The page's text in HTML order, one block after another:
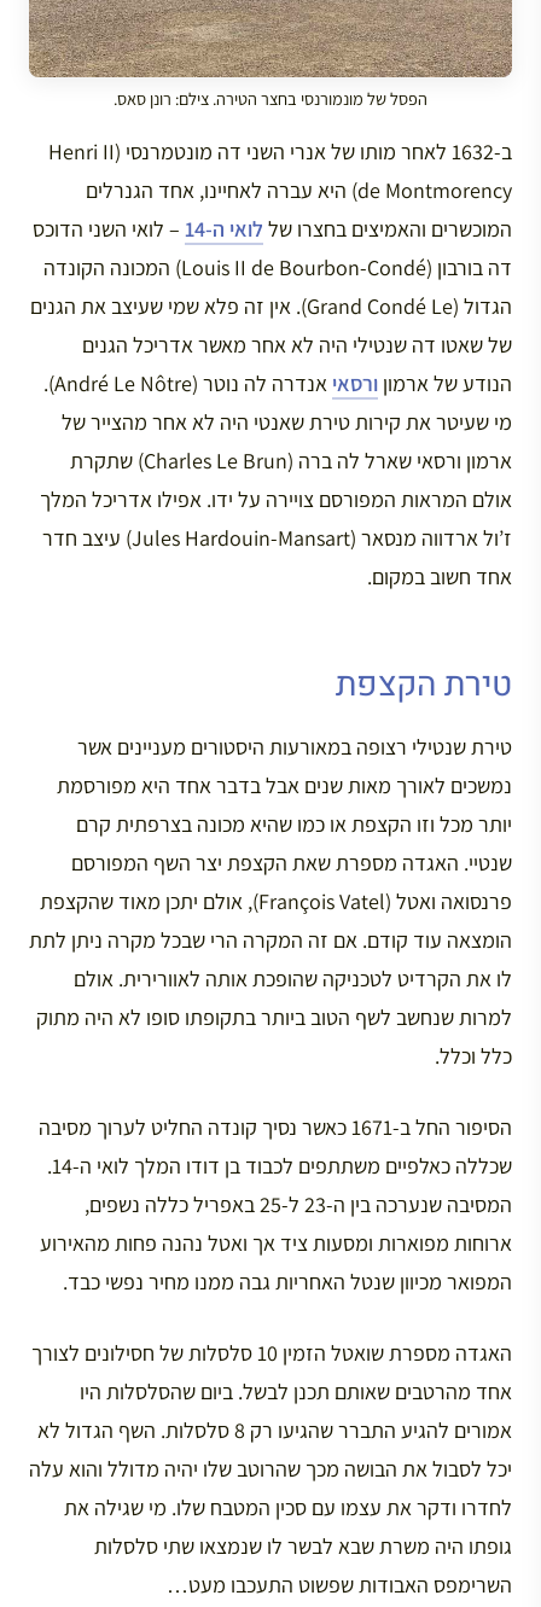
הפסל של מונמורנסי בחצר הטירה. צילם: רונן סאס.
ב-1632 לאחר מותו של אנרי השני דה מונטמרנסי (Henri II
de Montmorency) היא עברה לאחיינו, אחד הגנרלים
המוכשרים והאמיצים בחצרו של לואי ה-14
– לואי השני הדוכס
דה בורבון (Louis II de Bourbon-Condé) המכונה הקונדה
הגדול (Grand Condé Le). אין זה פלא שמי שעיצב את הגנים
של שאטו דה שנטילי היה לא אחר מאשר אדריכל הגנים
הנודע של ארמון ורסאי
אנדרה לה נוטר (André Le Nôtre).
מי שעיטר את קירות טירת שאנטי היה לא אחר מהצייר של
ארמון ורסאי שארל לה ברה (Charles Le Brun) שתקרת
אולם המראות המפורסם צויירה על ידו. אפילו אדריכל המלך
ז’ול ארדווה מנסאר (Jules Hardouin-Mansart) עיצב חדר
אחד חשוב במקום.
טירת הקצפת
טירת שנטילי רצופה במאורעות היסטורים מעניינים אשר
נמשכים לאורך מאות שנים אבל בדבר אחד היא מפורסמת
יותר מכל וזו הקצפת או כמו שהיא מכונה בצרפתית קרם
שנטיי. האגדה מספרת שאת הקצפת יצר השף המפורסם
פרנסואה ואטל (François Vatel), אולם יתכן מאוד שהקצפת
הומצאה עוד קודם. אם זה המקרה הרי שבכל מקרה ניתן לתת
לו את הקרדיט לטכניקה שהופכת אותה לאוורירית. אולם
למרות שנחשב לשף הטוב ביותר בתקופתו סופו לא היה מתוק
כלל וכלל.
הסיפור החל ב-1671 כאשר נסיך קונדה החליט לערוך מסיבה
שכללה כאלפיים משתתפים לכבוד בן דודו המלך לואי ה-14.
המסיבה שנערכה בין ה-23 ל-25 באפריל כללה נשפים,
ארוחות מפוארות ומסעות ציד אך ואטל נהנה פחות מהאירוע
המפואר מכיוון שנטל האחריות גבה ממנו מחיר נפשי כבד.
האגדה מספרת שואטל הזמין 10 סלסלות של חסילונים לצורך
אחד מהרטבים שאותם תכנן לבשל. ביום שהסלסלות היו
אמורים להגיע התברר שהגיעו רק 8 סלסלות. השף הגדול לא
יכל לסבול את הבושה מכך שהרוטב שלו יהיה מדולל והוא עלה
לחדרו ודקר את עצמו עם סכין המטבח שלו. מי שגילה את
גופתו היה משרת שבא לבשר לו שנמצאו שתי סלסלות
השרימפס האבודות שפשוט התעכבו מעט…